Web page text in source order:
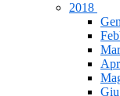
2018